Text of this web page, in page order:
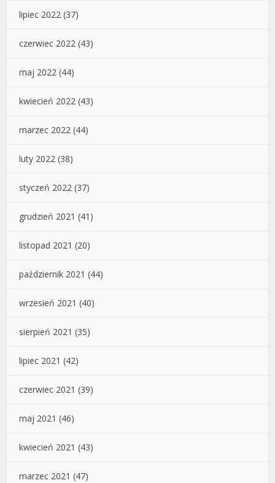
lipiec 2022 (37)
czerwiec 2022 (43)
maj 2022 (44)
kwiecień 2022 (43)
marzec 2022 (44)
luty 2022 (38)
styczeń 2022 (37)
grudzień 2021 (41)
listopad 2021 (20)
październik 2021 (44)
wrzesień 2021 (40)
sierpień 2021 (35)
lipiec 2021 (42)
czerwiec 2021 (39)
maj 2021 (46)
kwiecień 2021 (43)
marzec 2021 (47)